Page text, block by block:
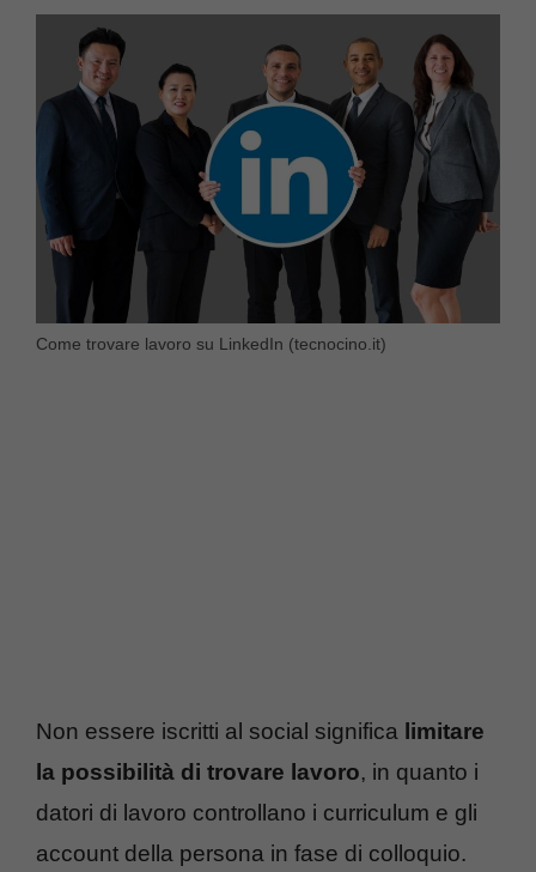
Come trovare lavoro su LinkedIn (tecnocino.it)
Non essere iscritti al social significa limitare
la possibilità di trovare lavoro, in quanto i
datori di lavoro controllano i curriculum e gli
account della persona in fase di colloquio.